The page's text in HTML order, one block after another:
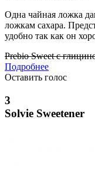
Одна чайная ложка
ложкам сахара.
удобно так как он
Prebio Sweet с
Подробнее
Оставить голос
3
Solvie Sweetener